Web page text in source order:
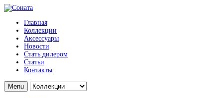
Главная
Коллекции
Аксессуары
Новости
Стать дилером
Статьи
Контакты
Menu